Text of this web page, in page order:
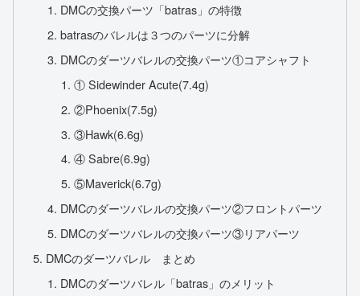
DMCの交換パーツ「batras」の特徴
batrasのバレルは３つのパーツに分解
DMCのダーツバレルの交換パーツ①コアシャフト
① Sidewinder Acute(7.4g)
②Phoenix(7.5g)
③Hawk(6.6g)
④ Sabre(6.9g)
⑤Maverick(6.7g)
DMCのダーツバレルの交換パーツ②フロントパーツ
DMCのダーツバレルの交換パーツ③リアパーツ
DMCのダーツバレル まとめ
DMCのダーツバレル「batras」のメリット